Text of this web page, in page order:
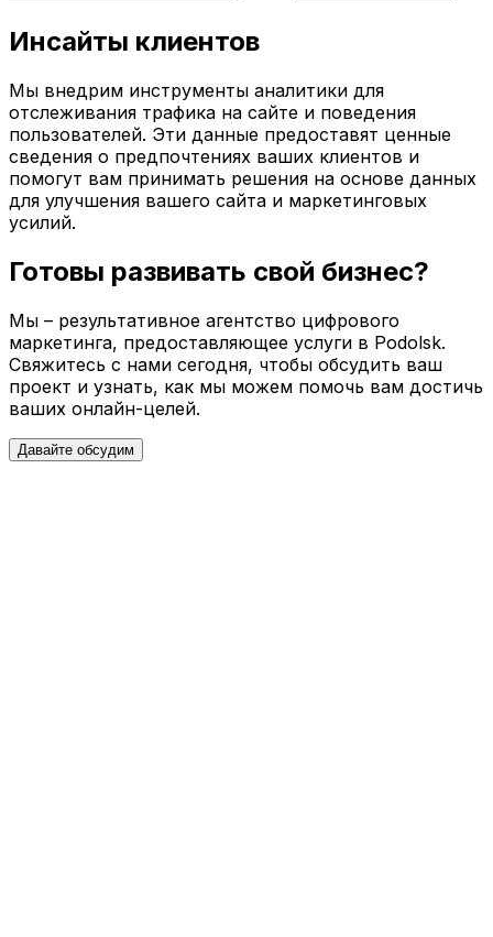
Инсайты клиентов
Мы внедрим инструменты аналитики для
отслеживания трафика на сайте и поведения
пользователей. Эти данные предоставят ценные
сведения о предпочтениях ваших клиентов и
помогут вам принимать решения на основе данных
для улучшения вашего сайта и маркетинговых
усилий.
Готовы развивать свой бизнес?
Мы – результативное агентство цифрового
маркетинга, предоставляющее услуги в Podolsk.
Свяжитесь с нами сегодня, чтобы обсудить ваш
проект и узнать, как мы можем помочь вам достичь
ваших онлайн-целей.
Давайте обсудим